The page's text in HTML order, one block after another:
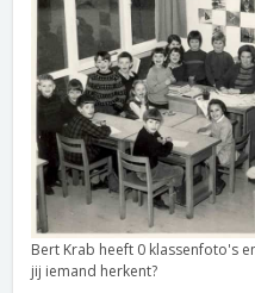
Bert Krab heeft 0 klassenfoto's
jij iemand herkent?